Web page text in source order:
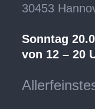
30453
Sonntag
von 12 – 20